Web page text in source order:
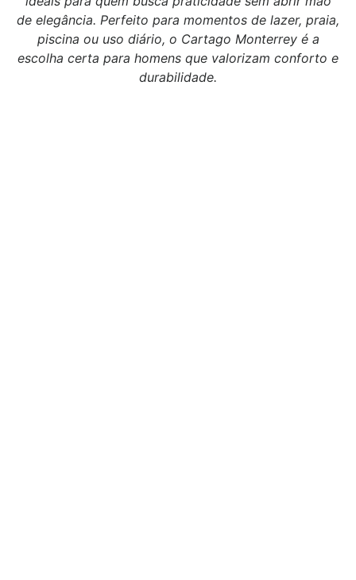
de elegância. Perfeito para momentos de lazer, praia,
piscina ou uso diário, o Cartago Monterrey é a
escolha certa para homens que valorizam conforto e
durabilidade.